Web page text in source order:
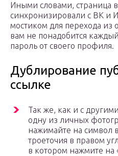
Иными словами, страница
синхронизировали с ВК и
мостиком для перехода из
вам не понадобится
пароль от своего профиля.
Дублирование
ссылке
Так же, как и с
одну из личных
нажимайте на символ
троеточия в правом
в котором нажмите на